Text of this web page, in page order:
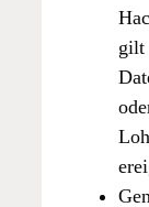
gilt